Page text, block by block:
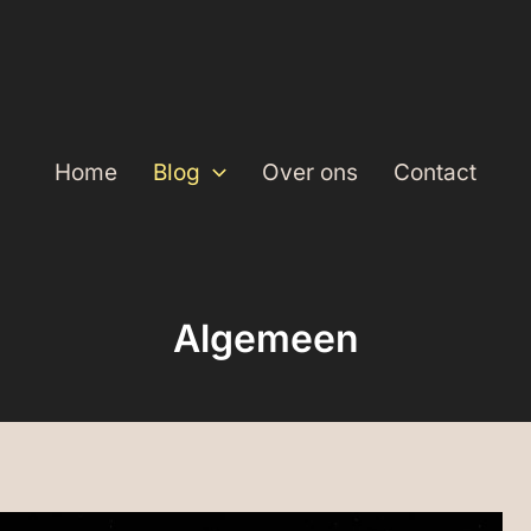
Home Blog Over ons Contact
Algemeen